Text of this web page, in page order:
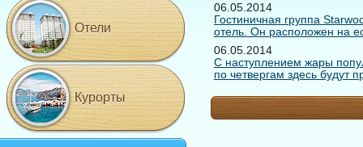
06.05.2014
Гостиничная группа
отель. Он расположен на
06.05.2014
С наступлением жары
по четвергам здесь будут
Отели
Курорты